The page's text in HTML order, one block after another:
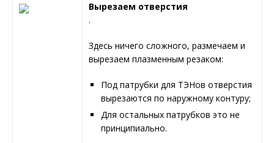
Вырезаем отверстия
.
Здесь ничего сложного, размечаем и
вырезаем плазменным резаком:
Под патрубки для ТЭНов отверстия
вырезаются по наружному контуру;
Для остальных патрубков это не
принципиально.